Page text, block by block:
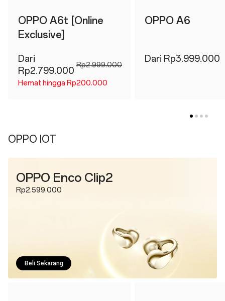
OPPO A6t [Online
Exclusive]
Dari
Rp2.799.000
Rp2.999.000
Hemat hingga Rp200.000
OPPO A6
Dari Rp3.999.000
OPPO IOT
OPPO Enco Clip2
Rp2.599.000
Beli Sekarang